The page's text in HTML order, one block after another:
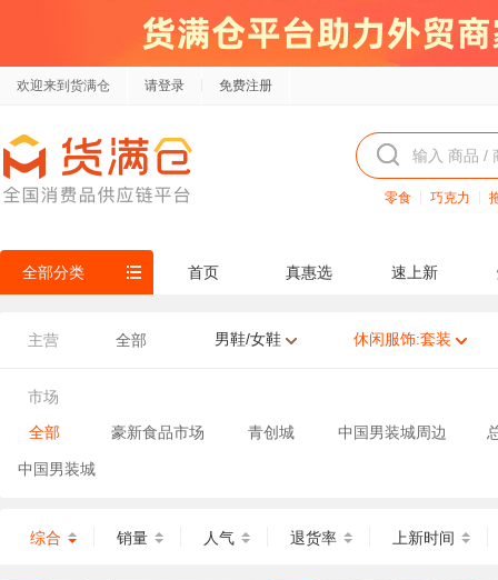
欢迎来到货满仓 请登录 免费注册
零食 巧克力
全部分类 首页 真惠选 速上新
主营 全部 男鞋/女鞋 休闲服饰:套装
市场
全部
豪新食品市场 青创城 中国男装城周边
中国男装城
综合 销量 人气 退货率 上新时间